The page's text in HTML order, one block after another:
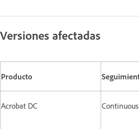
Versiones afectadas
Producto
Acrobat DC Continuous